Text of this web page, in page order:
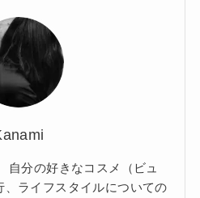
自分の好きなコスメ（ビュ
、ライフスタイルについての